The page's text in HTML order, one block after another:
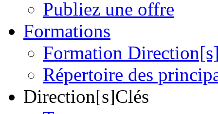
Publiez une offre
Formations
Formation
Répertoire des
Direction[s]Clés